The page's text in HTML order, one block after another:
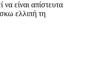
είναι απίστευτα
ελλιπή τη